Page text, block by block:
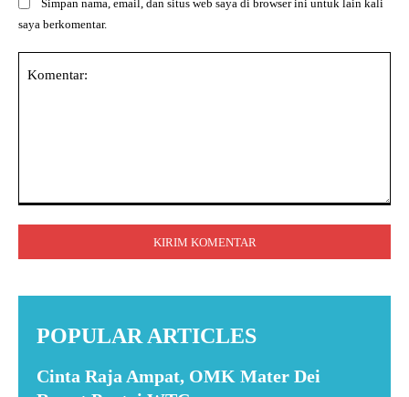
Simpan nama, email, dan situs web saya di browser ini untuk lain kali
saya berkomentar.
POPULAR ARTICLES
Cinta Raja Ampat, OMK Mater Dei